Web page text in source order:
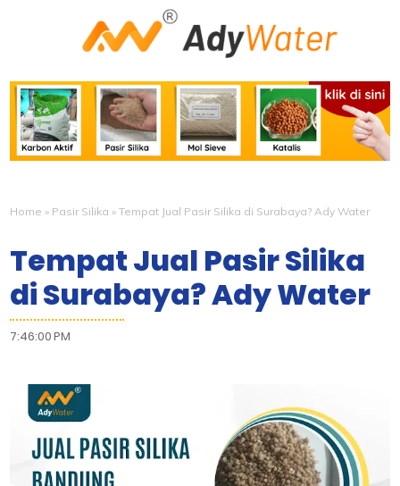
Home » Pasir Silika »Tempat Jual Pasir Silika di Surabaya? Ady Water
Tempat Jual Pasir Silika
di Surabaya? Ady Water
7:46:00 PM